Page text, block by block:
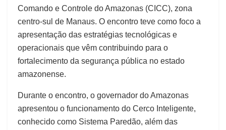
Comando e Controle do Amazonas (CICC), zona
centro-sul de Manaus. O encontro teve como foco a
apresentação das estratégias tecnológicas e
operacionais que vêm contribuindo para o
fortalecimento da segurança pública no estado
amazonense.
Durante o encontro, o governador do Amazonas
apresentou o funcionamento do Cerco Inteligente,
conhecido como Sistema Paredão, além das